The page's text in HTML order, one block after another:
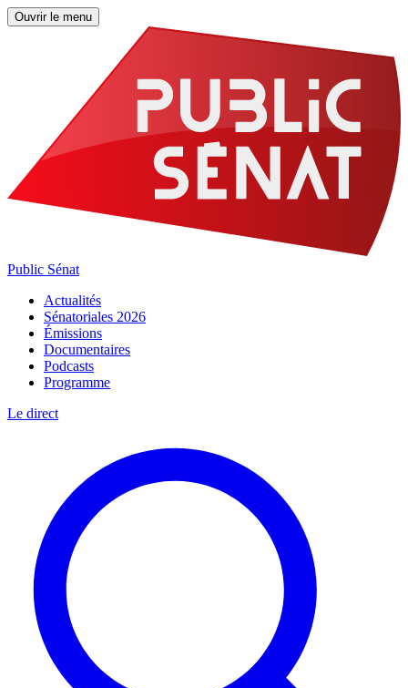
Ouvrir le menu
Public Sénat
Actualités
Sénatoriales 2026
Émissions
Documentaires
Podcasts
Programme
Le direct